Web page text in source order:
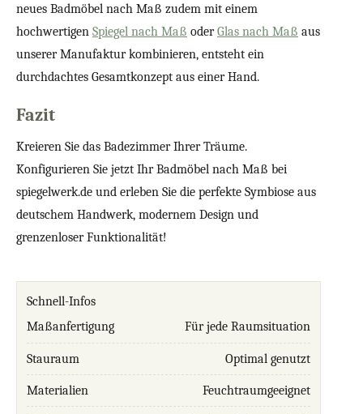
neues Badmöbel nach Maß zudem mit einem
hochwertigen Spiegel nach Maß oderGlas nach Maß aus
unserer Manufaktur kombinieren, entsteht ein
durchdachtes Gesamtkonzept aus einer Hand.
Fazit
Kreieren Sie das Badezimmer Ihrer Träume.
Konfigurieren Sie jetzt Ihr Badmöbel nach Maß bei
spiegelwerk.de und erleben Sie die perfekte Symbiose aus
deutschem Handwerk, modernem Design und
grenzenloser Funktionalität!
Schnell-Infos
Maßanfertigung
Für jede Raumsituation
Stauraum Optimal genutzt
Materialien Feuchtraumgeeignet